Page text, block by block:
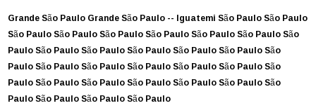
Grande São PauloGrande São Paulo -- IguatemiSão PauloSão Paulo
São PauloSão PauloSão PauloSão PauloSão PauloSão PauloSão
PauloSão PauloSão PauloSão PauloSão PauloSão PauloSão
PauloSão PauloSão PauloSão PauloSão PauloSão PauloSão
PauloSão PauloSão PauloSão PauloSão PauloSão PauloSão
PauloSão PauloSão PauloSão Paulo